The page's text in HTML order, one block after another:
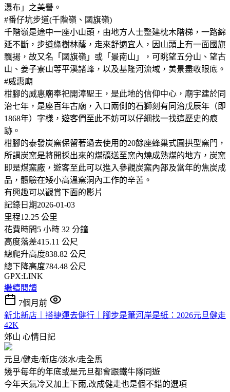
瀑布」之美譽。
#番仔坑步道(千階嶺、國旗嶺)
千階嶺是途中一座小山頭，由地方人士整建枕木階梯，一路綿
延不斷，步道綠樹林蔭，走來舒適宜人，因山頭上有一面國旗
飄揚，故又名「國旗嶺」或「景南山」，可眺望五分山、望古
山、姜子寮山等平溪諸峰，以及基隆河流域，美景盡收眼底。
#威惠廟
柑腳的威惠廟奉祀開漳聖王，是此地的信仰中心，廟宇建於同
治七年，是座百年古廟，入口兩側的石獅刻有同治戊辰年（即
1868年）字樣，遊客們至此不妨可以仔細找一找這歷史的痕
跡。
柑腳的泰發炭窯保留著過去使用的20餘座蜂巢式圓拱型窯門，
所謂炭窯是將開採出來的煤礦送至窯內燒成熟煤的地方，炭窯
即是煤窯廠，遊客至此可以進入參觀炭窯內部及當年的焦炭成
品，體驗在矮小高溫窯洞內工作的辛苦。
有興趣可以觀賞下面的影片
記錄日期2026-01-03
里程12.25 公里
花費時間5 小時 32 分鐘
高度落差415.11 公尺
總爬升高度838.82 公尺
總下降高度784.48 公尺
GPX:LINK
繼續閱讀
7個月前
新北新店｜搭捷運去健行｜腳步是筆河岸是紙：2026元旦健走
42K
郊山 心情日記
元旦/健走/新店/淡水/走全馬
幾乎每年的年底或是元旦都會跟鐵牛隊同遊
今年天氣冷又加上下雨,改成健走也是個不錯的選項